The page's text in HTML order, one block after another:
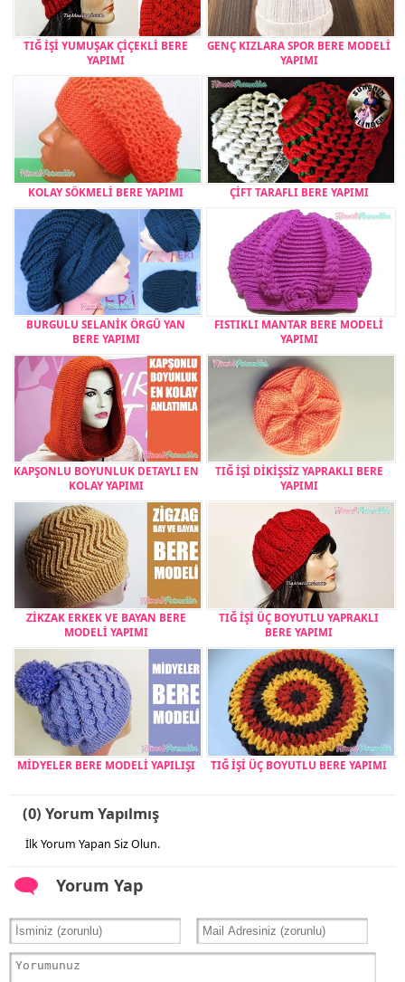
TIĞ İŞİ YUMUŞAK ÇİÇEKLİ BERE
YAPIMI
GENÇ KIZLARA SPOR BERE MODELİ
YAPIMI
KOLAY SÖKMELİ BERE YAPIMI ÇİFT TARAFLI BERE YAPIMI
BURGULU SELANİK ÖRGÜ YAN
BERE YAPIMI
FISTIKLI MANTAR BERE MODELİ
YAPIMI
KAPŞONLU BOYUNLUK DETAYLI EN
KOLAY YAPIMI
TIĞ İŞİ DİKİŞSİZ YAPRAKLI BERE
YAPIMI
ZİKZAK ERKEK VE BAYAN BERE
MODELİ YAPIMI
TIĞ İŞİ ÜÇ BOYUTLU YAPRAKLI
BERE YAPIMI
MİDYELER BERE MODELİ YAPILIŞI TIĞ İŞİ ÜÇ BOYUTLU BERE YAPIMI
(0) Yorum Yapılmış
İlk Yorum Yapan Siz Olun.
Yorum Yap